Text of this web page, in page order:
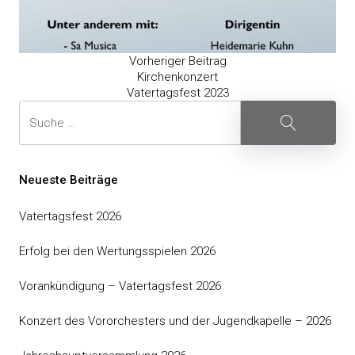
Vorheriger Beitrag
Kirchenkonzert
Vatertagsfest 2023
Neueste Beiträge
Vatertagsfest 2026
Erfolg bei den Wertungsspielen 2026
Vorankündigung – Vatertagsfest 2026
Konzert des Vororchesters und der Jugendkapelle – 2026